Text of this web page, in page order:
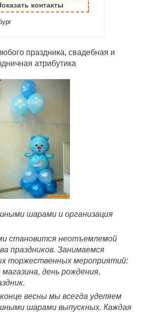
контакты
праздника, свадебная и
атрибутика
шарами и организация
становится неотъемлемой
праздников. Занимаемся
торжественных мероприятий:
день рождения,
весны мы всегда уделяем
шарами выпускных. Каждая